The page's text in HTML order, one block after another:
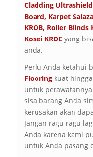
Cladding Ultrashield
Board, Karpet
KROB, Roller Blinds
Kosei KROE yang
anda.
Perlu Anda ketahui
Flooring kuat
untuk
sisa barang Anda
kerusakan akan
Jangan ragu ragu
Anda karena kami
untuk Anda pasang